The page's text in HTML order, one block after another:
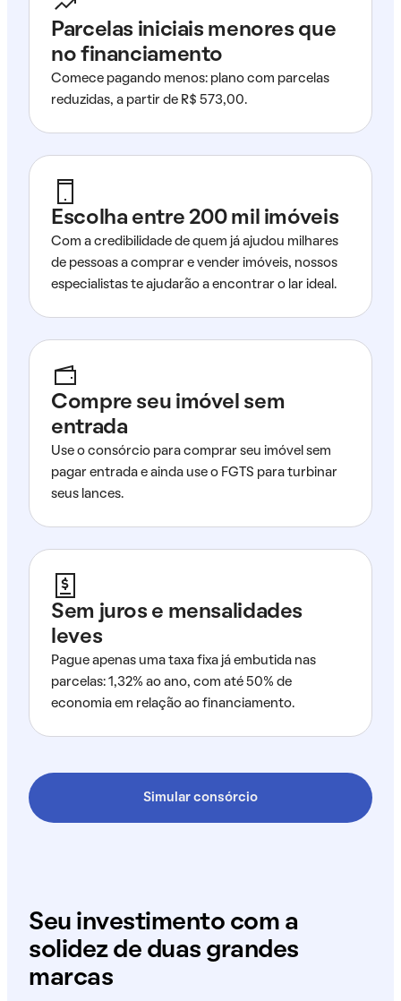
Parcelas iniciais menores que
no financiamento
Comece pagando menos: plano com parcelas
reduzidas, a partir de R$ 573,00.
Escolha entre 200 mil imóveis
Com a credibilidade de quem já ajudou milhares
de pessoas a comprar e vender imóveis, nossos
especialistas te ajudarão a encontrar o lar ideal.
Compre seu imóvel sem
entrada
Use o consórcio para comprar seu imóvel sem
pagar entrada e ainda use o FGTS para turbinar
seus lances.
Sem juros e mensalidades
leves
Pague apenas uma taxa fixa já embutida nas
parcelas: 1,32% ao ano, com até 50% de
economia em relação ao financiamento.
Simular consórcio
Seu investimento com a
solidez de duas grandes
marcas